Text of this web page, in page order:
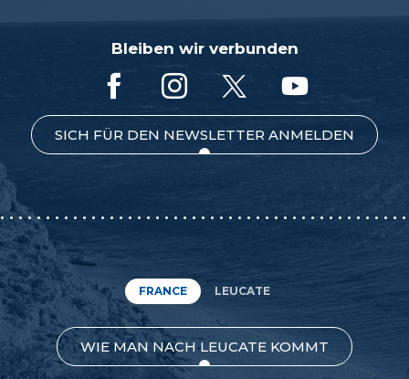
Bleiben wir verbunden
SICH FÜR DEN NEWSLETTER ANMELDEN
FRANCE LEUCATE
WIE MAN NACH LEUCATE KOMMT